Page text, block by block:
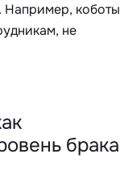
Например, коботы
не
брака